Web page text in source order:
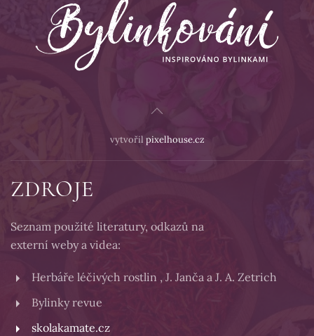
vytvořil pixelhouse.cz
ZDROJE
Seznam použité literatury, odkazů na
externí weby a videa:
Herbáře léčivých rostlin , J. Janča a J. A. Zetrich
Bylinky revue
skolakamate.cz